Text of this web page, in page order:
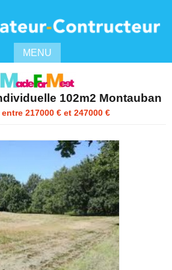
MENU
102m2 Montauban
entre 217000 € et 247000 €